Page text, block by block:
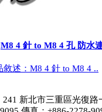
M8 4 針 to M8 4 孔 防水
敘述：M8 4 針 to M8 4 ..
新北市三重區光復路